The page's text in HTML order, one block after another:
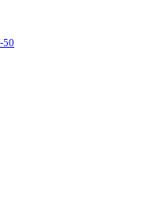
50